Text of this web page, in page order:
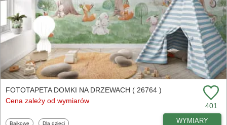
FOTOTAPETA DOMKI NA DRZEWACH ( 26764 )
Cena zależy od wymiarów
401
Fototapety
Bajkowe Fototapety
Dla dzieci WYMIARY